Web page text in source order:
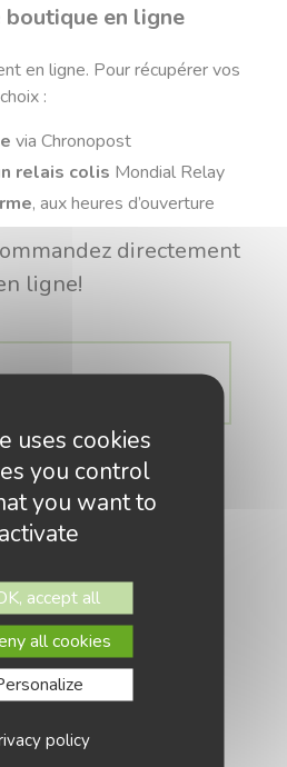
boutique en ligne
en ligne. Pour récupérer vos
:
via Chronopost
relais colis Mondial Relay
, aux heures d’ouverture
directement
ligne!
LA BOUTIQUE
:
uses cookies
you control
you want to
activate
accept all
all cookies
policy